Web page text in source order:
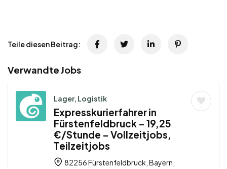
Teile diesen Beitrag:
Verwandte Jobs
Lager, Logistik
Expresskurierfahrer in
Fürstenfeldbruck – 19,25
€/Stunde – Vollzeitjobs,
Teilzeitjobs
82256 Fürstenfeldbruck, Bayern,